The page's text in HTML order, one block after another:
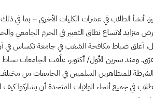
أنشأ الطلاب في عشرات الكليات الأخرى – بما في
ومنذ تشرين الأول/ أكتوبر، علّقت الجامعات
للمتظاهرين السلميين في الجامعات من مختلف
في جميع أنحاء الولايات المتحدة أن يشاركوا